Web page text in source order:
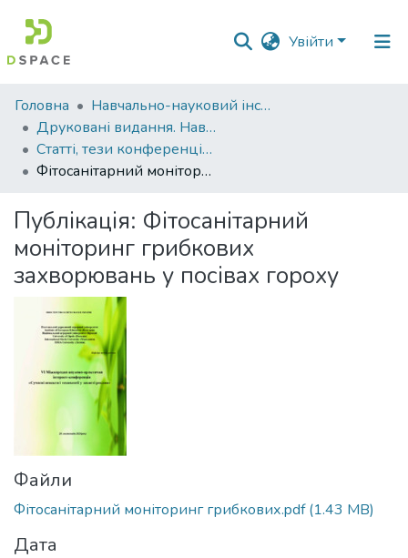
Увійти
Фонди
та
зібрання
Пошук за критеріями
Статистика
Головна
Навчально-науковий інститут агротехнологій, селекції та екології
Друковані видання. Навчально-науковий інститут агротехнологій, селекції та екології
Статті, тези конференцій. Навчально-науковий інститут агротехнологій, селекції та екології
Фітосанітарний моніторинг грибкових захворювань у посівах гороху
Публікація: Фітосанітарний
моніторинг грибкових
захворювань у посівах гороху
Файли
Фітосанітарний моніторинг грибкових.pdf(1.43 MB)
Дата